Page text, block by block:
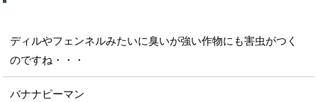
ディルやフェンネルみたいに臭いが強い作物にも害虫がつく
のですね・・・
バナナピーマン